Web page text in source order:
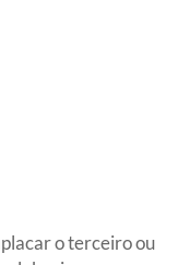
o terceiro ou